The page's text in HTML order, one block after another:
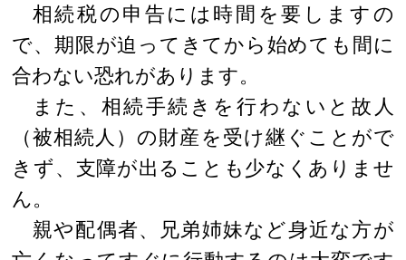
相続税の申告には時間を要しますの
で、期限が迫ってきてから始めても間に
合わない恐れがあります。
また、相続手続きを行わないと故人
（被相続人）の財産を受け継ぐことがで
きず、支障が出ることも少なくありませ
ん。
親や配偶者、兄弟姉妹など身近な方が